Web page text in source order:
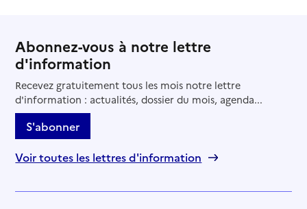
Abonnez-vous à notre lettre
d'information
Recevez gratuitement tous les mois notre lettre
d'information : actualités, dossier du mois, agenda...
S'abonner
Voir toutes les lettres d'information